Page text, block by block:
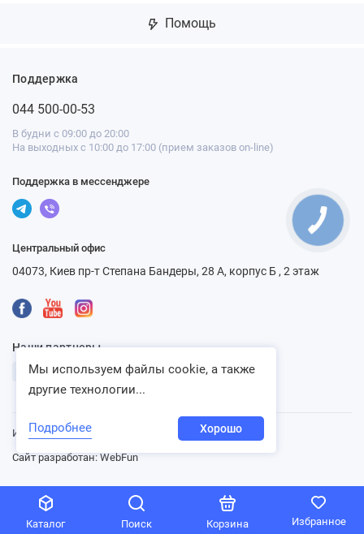
Каталог Поиск Корзина Избранное
Помощь
Поддержка
044 500-00-53
В будни с 09:00 до 20:00
На выходных с 10:00 до 17:00 (прием заказов on-line)
Поддержка в мессенджере
Центральный офис
04073, Киев пр-т Степана Бандеры, 28 А, корпус Б , 2 этаж
Наши партнеры
Интернет-магазин «Ventbazar», 2013 - 2026
Сайт разработан: WebFun
Мы используем файлы cookie, а также
другие технологии...
Подробнее Хорошо